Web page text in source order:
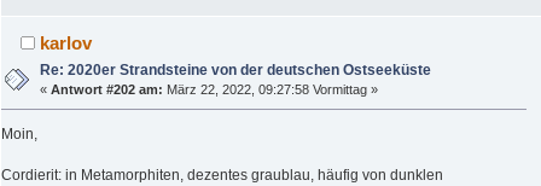
karlov
Re: 2020er Strandsteine von der deutschen Ostseeküste
«Antwort #202 am: März 22, 2022, 09:27:58 Vormittag »
Moin,
Cordierit: in Metamorphiten, dezentes graublau, häufig von dunklen